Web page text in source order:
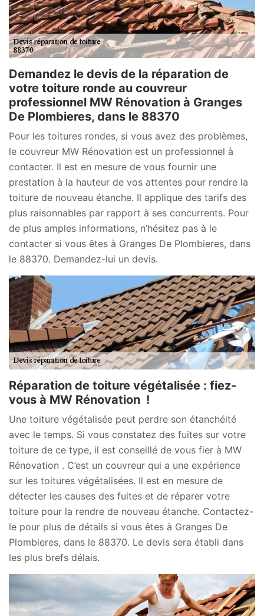
Demandez le devis de la réparation de
votre toiture ronde au couvreur
professionnel MW Rénovation à Granges
De Plombieres, dans le 88370
Pour les toitures rondes, si vous avez des problèmes,
le couvreur MW Rénovation est un professionnel à
contacter. Il est en mesure de vous fournir une
prestation à la hauteur de vos attentes pour rendre la
toiture de nouveau étanche. Il applique des tarifs des
plus raisonnables par rapport à ses concurrents. Pour
de plus amples informations, n’hésitez pas à le
contacter si vous êtes à Granges De Plombieres, dans
le 88370. Demandez-lui un devis.
Réparation de toiture végétalisée : fiez-
vous à MW Rénovation !
Une toiture végétalisée peut perdre son étanchéité
avec le temps. Si vous constatez des fuites sur votre
toiture de ce type, il est conseillé de vous fier à MW
Rénovation . C’est un couvreur qui a une expérience
sur les toitures végétalisées. Il est en mesure de
détecter les causes des fuites et de réparer votre
toiture pour la rendre de nouveau étanche. Contactez-
le pour plus de détails si vous êtes à Granges De
Plombieres, dans le 88370. Le devis sera établi dans
les plus brefs délais.